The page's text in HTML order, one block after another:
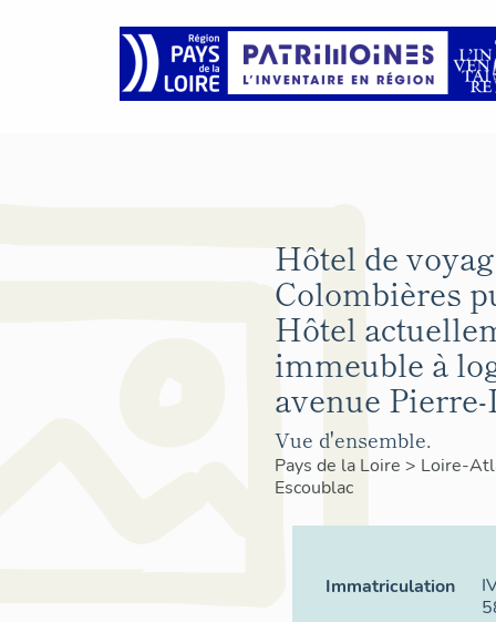
Hôtel de
Colombières
Hôtel
immeuble à
avenue
Vue d'ensemble.
Pays de la Loire > Loire-
Escoublac
Immatriculation